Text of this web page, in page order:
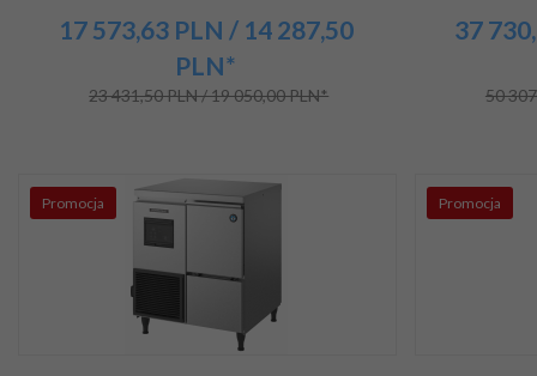
17 573,63PLN / 14 287,50
PLN*
23 431,50 PLN / 19 050,00 PLN*
37 730,
50
Promocja Promocja